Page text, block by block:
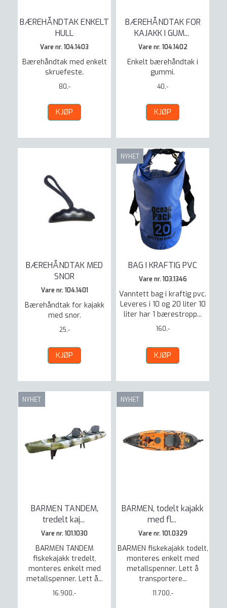
BÆREHÅNDTAK ENKELT
HULL
Vare nr. 104.1403
Bærehåndtak med enkelt
skruefeste.
80,-
KJØP
BÆREHÅNDTAK FOR
KAJAKK I GUM...
Vare nr. 104.1402
Enkelt bærehåndtak i
gummi.
40,-
KJØP
BÆREHÅNDTAK MED
SNOR
Vare nr. 104.1401
Bærehåndtak for kajakk
med snor.
25,-
KJØP
NYHET
BAG I KRAFTIG PVC
Vare nr. 103.1346
Vanntett bag i kraftig pvc.
Leveres i 10 og 20 liter 10
liter har 1 bærestropp...
160,-
KJØP
NYHET
BARMEN TANDEM,
tredelt kaj...
Vare nr. 101.1030
BARMEN TANDEM
fiskekajakk tredelt,
monteres enkelt med
metallspenner. Lett å...
16.900,-
NYHET
BARMEN, todelt kajakk
med fl...
Vare nr. 101.0329
BARMEN fiskekajakk todelt,
monteres enkelt med
metallspenner. Lett å
transportere...
11.700,-